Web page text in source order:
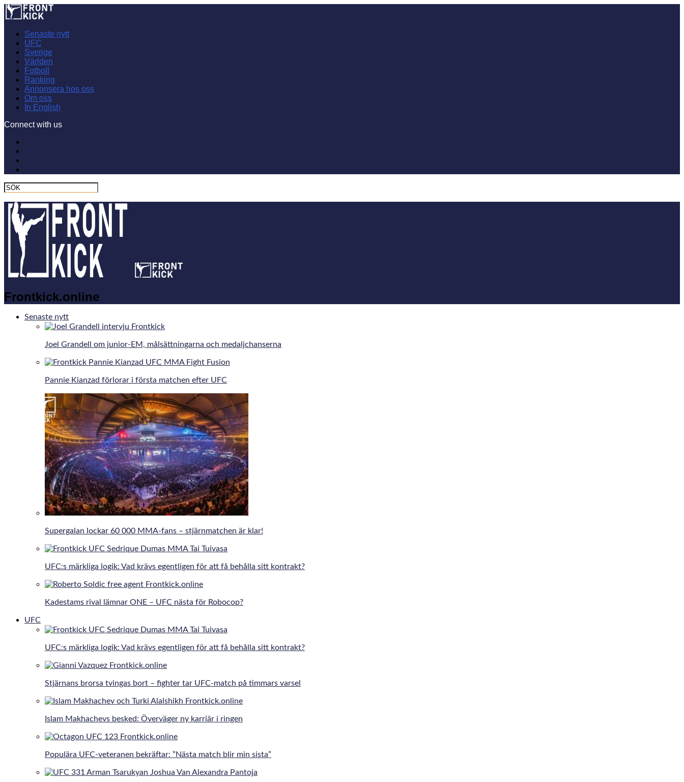
Senaste nytt
UFC
Sverige
Världen
Fotboll
Ranking
Annonsera hos oss
Om oss
In English
Connect with us
Frontkick.online
Senaste nytt
Joel Grandell om junior-EM, målsättningarna och medaljchanserna
Pannie Kianzad förlorar i första matchen efter UFC
Supergalan lockar 60 000 MMA-fans – stjärnmatchen är klar!
UFC:s märkliga logik: Vad krävs egentligen för att få behålla sitt kontrakt?
Kadestams rival lämnar ONE – UFC nästa för Robocop?
UFC
UFC:s märkliga logik: Vad krävs egentligen för att få behålla sitt kontrakt?
Stjärnans brorsa tvingas bort – fighter tar UFC-match på timmars varsel
Islam Makhachevs besked: Överväger ny karriär i ringen
Populära UFC-veteranen bekräftar: ”Nästa match blir min sista”